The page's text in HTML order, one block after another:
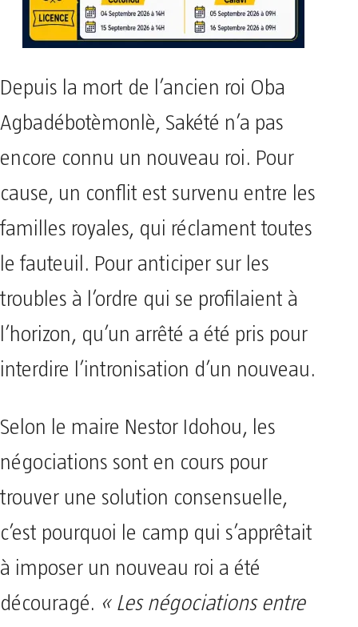
Depuis la mort de l’ancien roi Oba
Agbadébotèmonlè, Sakété n’a pas
encore connu un nouveau roi. Pour
cause, un conflit est survenu entre les
familles royales, qui réclament toutes
le fauteuil. Pour anticiper sur les
troubles à l’ordre qui se profilaient à
l’horizon, qu’un arrêté a été pris pour
interdire l’intronisation d’un nouveau.
Selon le maire Nestor Idohou, les
négociations sont en cours pour
trouver une solution consensuelle,
c’est pourquoi le camp qui s’apprêtait
à imposer un nouveau roi a été
découragé. « Les négociations entre